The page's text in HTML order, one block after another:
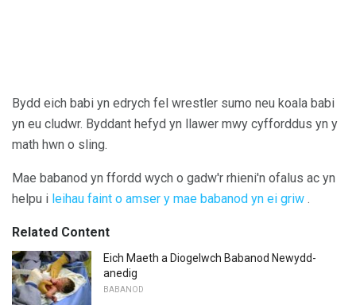
Bydd eich babi yn edrych fel wrestler sumo neu koala babi
yn eu cludwr. Byddant hefyd yn llawer mwy cyfforddus yn y
math hwn o sling.
Mae babanod yn ffordd wych o gadw'r rhieni'n ofalus ac yn
helpu i leihau faint o amser y mae babanod yn ei griw .
Related Content
Eich Maeth a Diogelwch Babanod Newydd-
anedig
BABANOD